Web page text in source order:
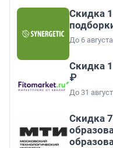
Скидка
До 6
Скидка
₽
До 31
Скидка